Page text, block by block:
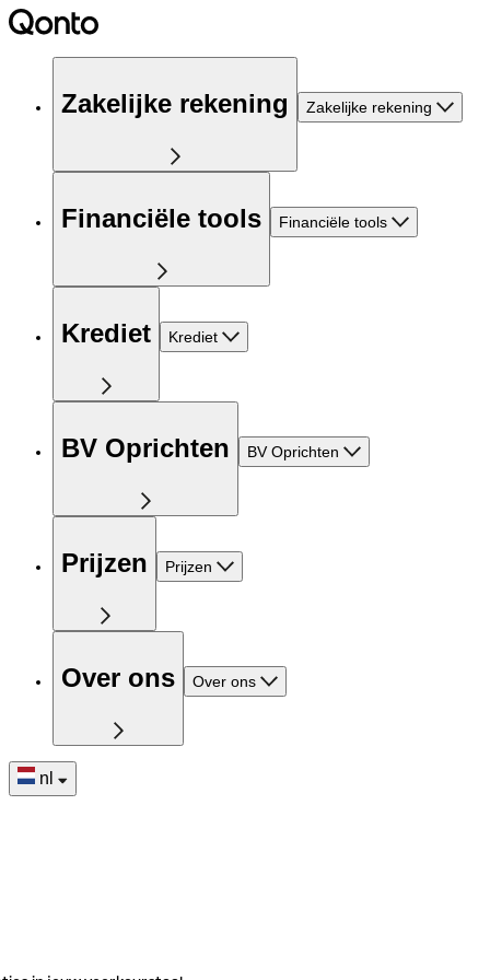
Zakelijke rekening Zakelijke rekening
Financiële tools Financiële tools
Krediet Krediet
BV Oprichten BV Oprichten
Prijzen Prijzen
Over ons Over ons
nl